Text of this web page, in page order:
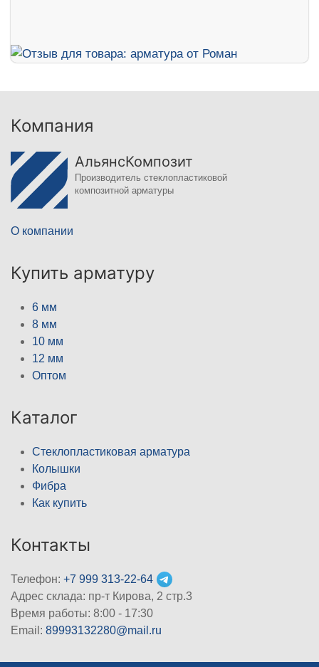
Компания
АльянсКомпозит
Производитель стеклопластиковой
композитной арматуры
О компании
Купить арматуру
6 мм
8 мм
10 мм
12 мм
Оптом
Каталог
Стеклопластиковая арматура
Колышки
Фибра
Как купить
Контакты
Телефон: +7 999 313-22-64
Адрес склада: пр-т Кирова, 2 стр.3
Время работы: 8:00 - 17:30
Email: 89993132280@mail.ru